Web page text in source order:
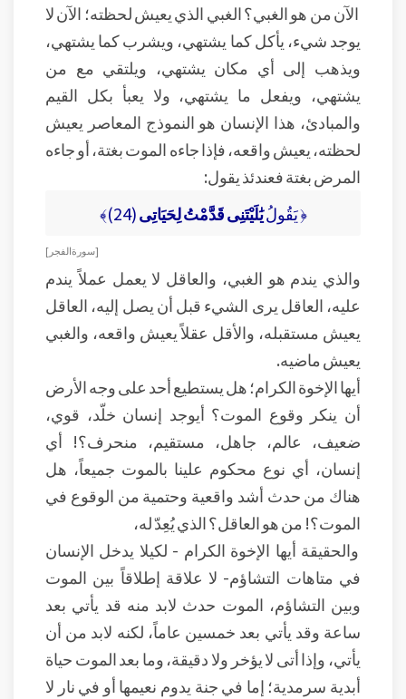
الآن من هو الغبي؟ الغبي الذي يعيش لحظته؛ الآن لا
يوجد شيء، يأكل كما يشتهي، ويشرب كما يشتهي،
ويذهب إلى أي مكان يشتهي، ويلتقي مع من
يشتهي، ويفعل ما يشتهي، ولا يعبأ بكل القيم
والمبادئ، هذا الإنسان هو النموذج المعاصر يعيش
لحظته، يعيش واقعه، فإذا جاءه الموت بغتة، أو جاءه
المرض بغتة فعندئذ يقول:
﴿ يَقُولُيَٰلَيْتَنِى قَدَّمْتُ لِحَيَاتِى(24)﴾
[ سورة الفجر ]
والذي يندم هو الغبي، والعاقل لا يعمل عملاً يندم
عليه، العاقل يرى الشيء قبل أن يصل إليه، العاقل
يعيش مستقبله، والأقل عقلاً يعيش واقعه، والغبي
يعيش ماضيه.
أيها الإخوة الكرام؛ هل يستطيع أحد على وجه الأرض
أن ينكر وقوع الموت؟ أيوجد إنسان خلّد، قوي،
ضعيف، عالم، جاهل، مستقيم، منحرف؟! أي
إنسان، أي نوع محكوم علينا بالموت جميعاً، هل
هناك من حدث أشد واقعية وحتمية من الوقوع في
الموت؟! من هو العاقل؟ الذي يُعِدّ له،
والحقيقة أيها الإخوة الكرام - لكيلا يدخل الإنسان
في متاهات التشاؤم- لا علاقة إطلاقاً بين الموت
وبين التشاؤم، الموت حدث لابد منه قد يأتي بعد
ساعة وقد يأتي بعد خمسين عاماً، لكنه لابد من أن
يأتي، وإذا أتى لا يؤخر ولا دقيقة، وما بعد الموت حياة
أبدية سرمدية؛ إما في جنة يدوم نعيمها أو في نار لا